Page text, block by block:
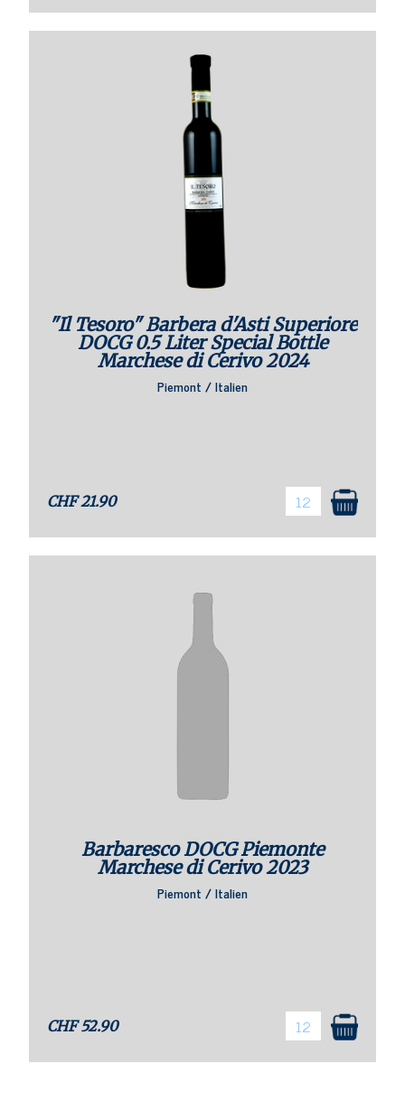
"Il Tesoro" Barbera d'Asti Superiore
DOCG 0.5 Liter Special Bottle
Marchese di Cerivo 2024
Piemont / Italien
CHF21.90
Barbaresco DOCG Piemonte
Marchese di Cerivo 2023
Piemont / Italien
CHF52.90